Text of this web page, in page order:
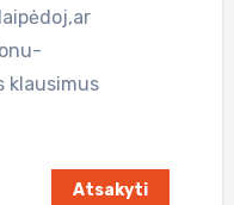
klausimus
Atsakyti